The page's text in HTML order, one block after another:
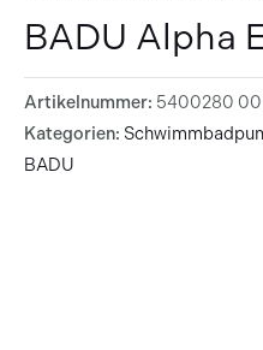
BADU Alpha
Artikelnummer: 5400280 00
Kategorien:
BADU